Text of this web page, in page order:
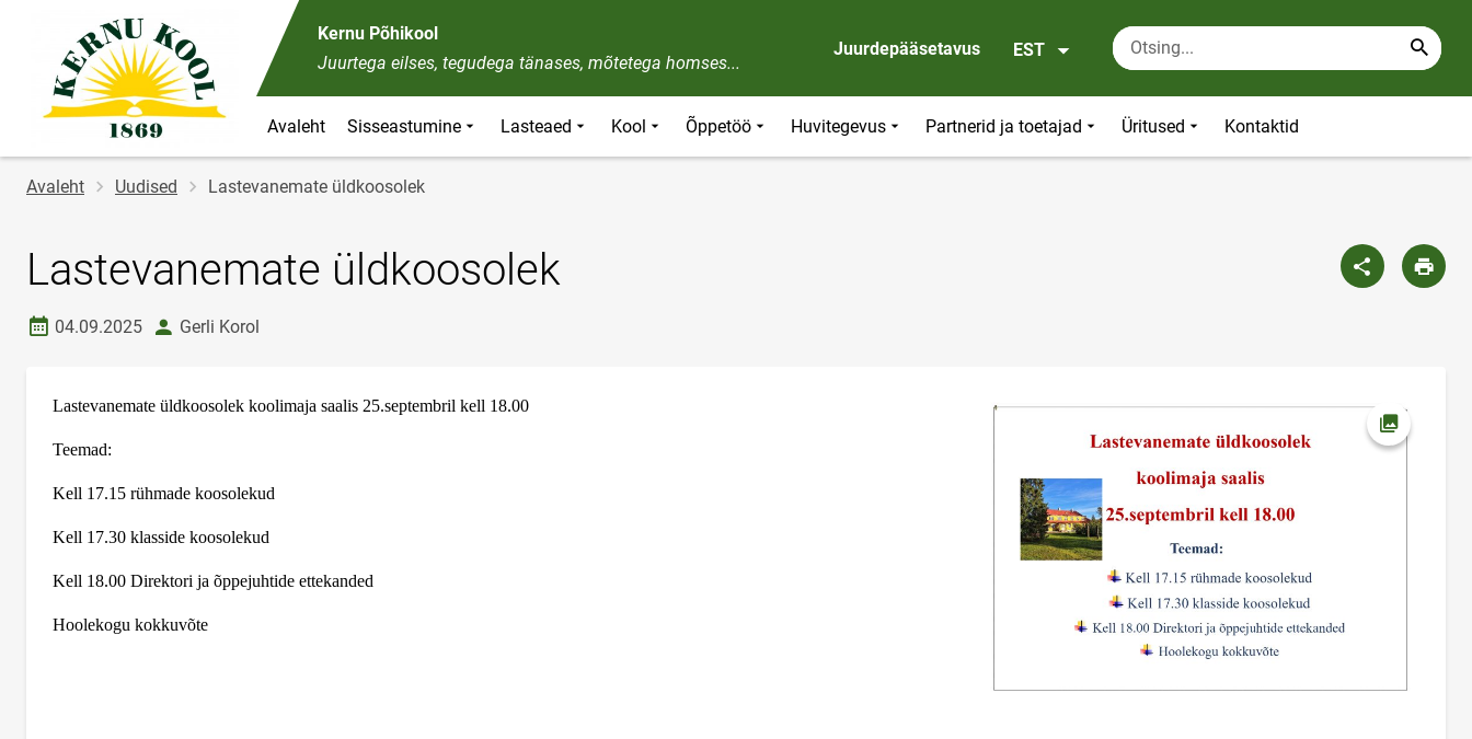
Kernu Põhikool
Juurtega eilses, tegudega tänases, mõtetega homses...
Juurdepääsetavus EST
Avaleht Sisseastumine Lasteaed Kool Õppetöö Huvitegevus Partnerid ja toetajad Üritused Kontaktid
Jälglink
Avaleht Uudised Lastevanemate üldkoosolek
Lastevanemate üldkoosolek
Loomise kuupäev
04.09.2025 autorGerli Korol
Lastevanemate üldkoosolek koolimaja saalis 25.septembril kell 18.00
Teemad:
Kell 17.15 rühmade koosolekud
Kell 17.30 klasside koosolekud
Kell 18.00 Direktori ja õppejuhtide ettekanded
Hoolekogu kokkuvõte
Ava foto